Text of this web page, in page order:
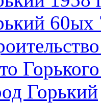
60ых
Горький